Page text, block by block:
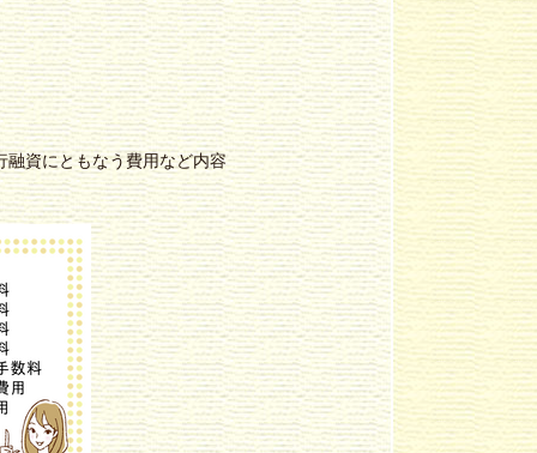
資にともなう費用など内容